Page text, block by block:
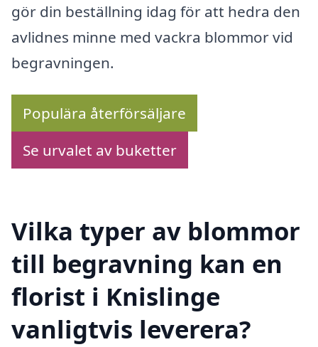
gör din beställning idag för att hedra den
avlidnes minne med vackra blommor vid
begravningen.
Populära återförsäljare
Se urvalet av buketter
Vilka typer av blommor
till begravning kan en
florist i Knislinge
vanligtvis leverera?